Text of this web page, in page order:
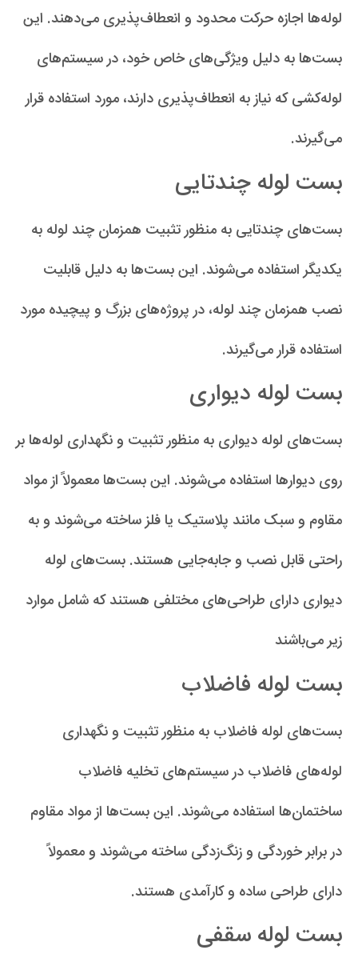
لوله‌ها اجازه حرکت محدود و انعطاف‌پذیری می‌دهند. این
بست‌ها به دلیل ویژگی‌های خاص خود، در سیستم‌های
لوله‌کشی که نیاز به انعطاف‌پذیری دارند، مورد استفاده قرار
می‌گیرند.
بست لوله چندتایی
بست‌های چندتایی به منظور تثبیت همزمان چند لوله به
یکدیگر استفاده می‌شوند. این بست‌ها به دلیل قابلیت
نصب همزمان چند لوله، در پروژه‌های بزرگ و پیچیده مورد
استفاده قرار می‌گیرند.
بست لوله دیواری
بست‌های لوله دیواری به منظور تثبیت و نگهداری لوله‌ها بر
روی دیوارها استفاده می‌شوند. این بست‌ها معمولاً از مواد
مقاوم و سبک مانند پلاستیک یا فلز ساخته می‌شوند و به
راحتی قابل نصب و جابه‌جایی هستند. بست‌های لوله
دیواری دارای طراحی‌های مختلفی هستند که شامل موارد
زیر می‌باشند
بست لوله فاضلاب
بست‌های لوله فاضلاب به منظور تثبیت و نگهداری
لوله‌های فاضلاب در سیستم‌های تخلیه فاضلاب
ساختمان‌ها استفاده می‌شوند. این بست‌ها از مواد مقاوم
در برابر خوردگی و زنگ‌زدگی ساخته می‌شوند و معمولاً
دارای طراحی ساده و کارآمدی هستند.
بست لوله سقفی